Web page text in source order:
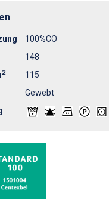
100%CO
148
2
115
Gewebt